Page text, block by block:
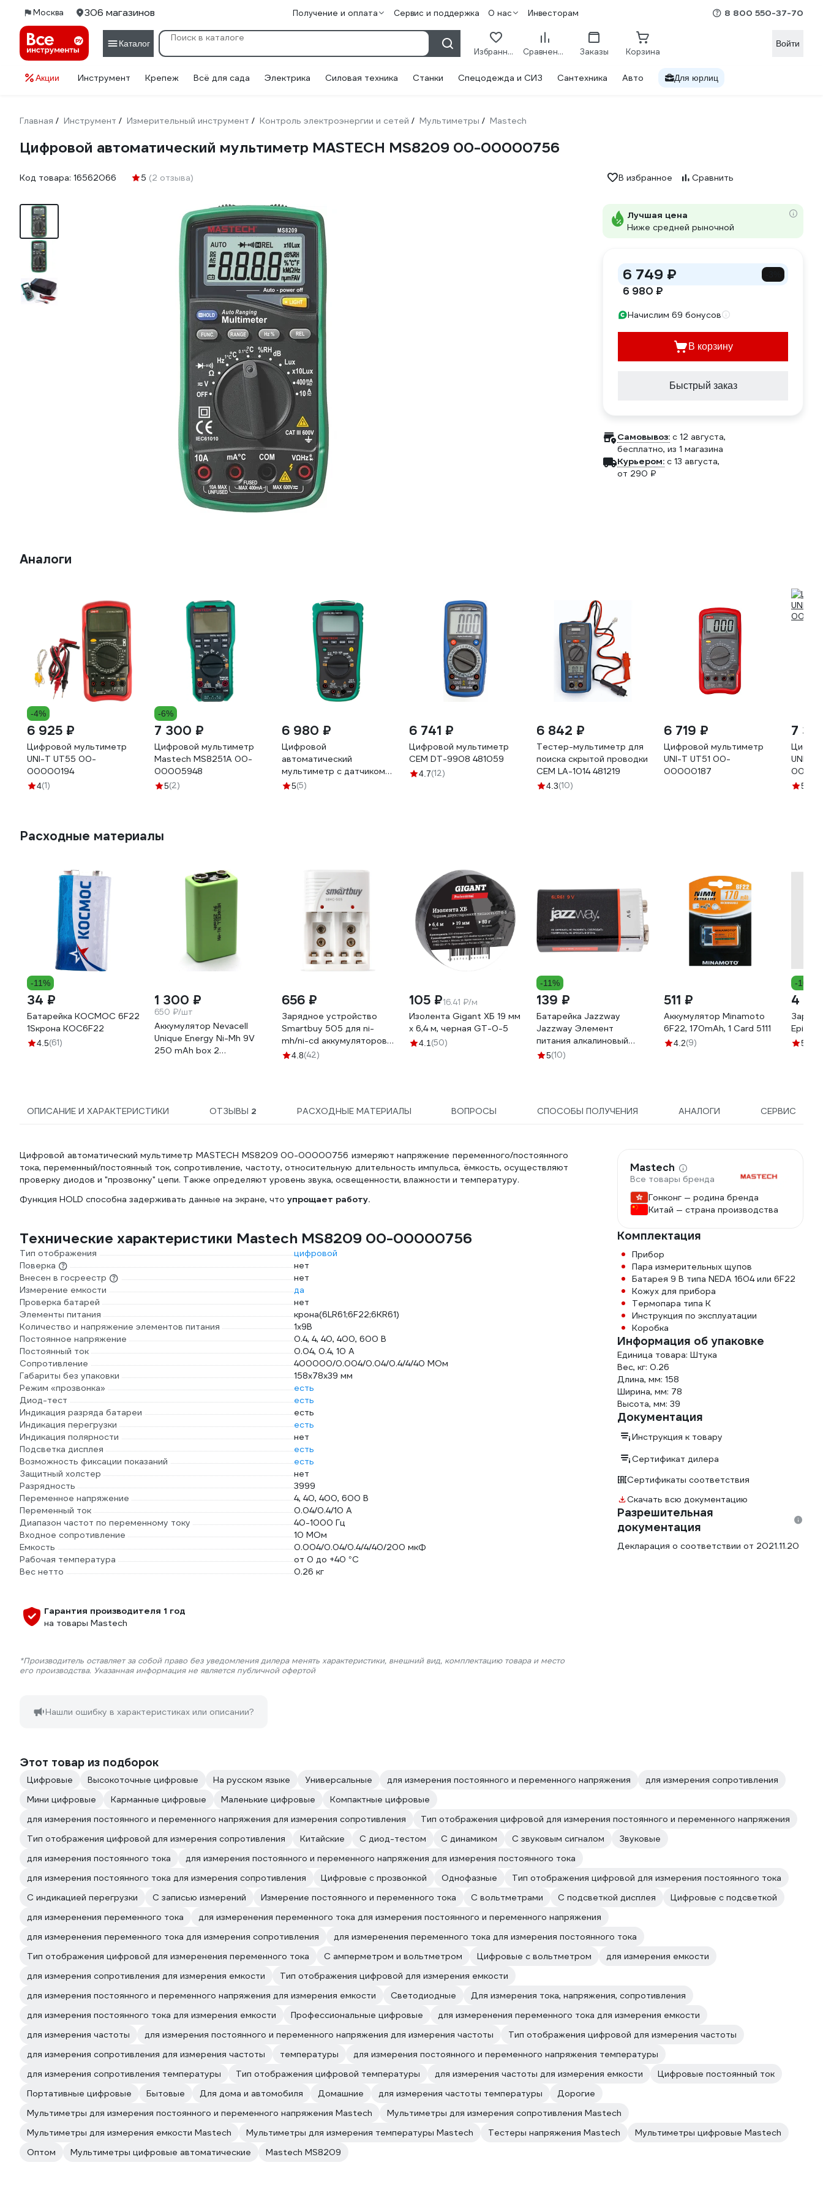
Москва 306 магазинов Получение и оплата Сервис и поддержка О нас Инвесторам 8 800 550-37-70
Каталог
Избранное Сравнение Заказы Корзина
Войти
Акции Инструмент Крепеж Всё для сада Электрика Силовая техника Станки Спецодежда и СИЗ Сантехника Авто Для юрлиц
Главная / Инструмент / Измерительный инструмент / Контроль электроэнергии и сетей / Мультиметры / Mastech
Цифровой автоматический мультиметр MASTECH MS8209 00-00000756
Код товара: 16562066 5 (2 отзыва) В избранное Сравнить
Лучшая цена
Ниже средней рыночной
6 749 ₽
6 980 ₽
Начислим 69 бонусов
В корзину
Быстрый заказ
Самовывоз: c 12 августа,
бесплатно, из 1 магазина
Курьером: c 13 августа,
от 290 ₽
Аналоги
-4%
6 925 ₽
Цифровой мультиметр
UNI-T UT55 00-
00000194
4(1)
-6%
7 300 ₽
Цифровой мультиметр
Mastech MS8251A 00-
00005948
5(2)
6 980 ₽
Цифровой
автоматический
мультиметр с датчиком
бесконтактного
5(5)
6 741 ₽
Цифровой мультиметр
СЕМ DT-9908 481059
4.7(12)
6 842 ₽
Тестер-мультиметр для
поиска скрытой проводки
СЕМ LA-1014 481219
4.3(10)
6 719 ₽
Цифровой мультиметр
UNI-T UT51 00-
00000187
7
UNI-T
5
Расходные материалы
-11%
34 ₽
Батарейка КОСМОС 6F22
1Sкрона KOC6F22
4.5(61)
1 300 ₽
650 ₽/шт
Аккумулятор Nevacell
Unique Energy Ni-Mh 9V
250 mAh box 2
656 ₽
Зарядное устройство
Smartbuy 505 для ni-
mh/ni-cd аккумуляторов,
автоматическое SBHC-
4.8(42)
105 ₽16.41 ₽/м
Изолента Gigant ХБ 19 мм
х 6,4 м, черная GT-0-5
4.1 (50)
-11%
139 ₽
Батарейка Jazzway
Jаzzway Элемент
питания алкалиновый
"крона" 6LR61 9В Ultra
5(10)
511 ₽
Аккумулятор Minamoto
6F22, 170mAh, 1 Card 5111
4.2(9)
-10%
4
Epilso
5
ОПИСАНИЕ И ХАРАКТЕРИСТИКИ ОТЗЫВЫ 2 РАСХОДНЫЕ МАТЕРИАЛЫ ВОПРОСЫ СПОСОБЫ ПОЛУЧЕНИЯ АНАЛОГИ СЕРВИС
Цифровой автоматический мультиметр MASTECH MS8209 00-00000756 измеряют напряжение переменного/постоянного
тока, переменный/постоянный ток, сопротивление, частоту, относительную длительность импульса, ёмкость, осуществляют
проверку диодов и "прозвонку" цепи. Также определяют уровень звука, освещенности, влажности и температуру.
Функция HOLD способна задерживать данные на экране, что упрощает работу.
Технические характеристики Mastech MS8209 00-00000756
Тип отображения
цифровой
Поверка
нет
Внесен в госреестр
нет
Измерение емкости
да
Проверка батарей
нет
Элементы питания
крона(6LR61;6F22;6KR61)
Количество и напряжение элементов питания
1х9B
Постоянное напряжение
0.4, 4, 40, 400, 600 В
Постоянный ток
0.04, 0.4, 10 А
Сопротивление
400000/0.004/0.04/0.4/4/40 МОм
Габариты без упаковки
158x78x39 мм
Режим «прозвонка»
есть
Диод-тест
есть
Индикация разряда батареи
есть
Индикация перегрузки
есть
Индикация полярности
нет
Подсветка дисплея
есть
Возможность фиксации показаний
есть
Защитный холстер
нет
Разрядность
3999
Переменное напряжение
4, 40, 400, 600 В
Переменный ток
0.04/0.4/10 А
Диапазон частот по переменному току
40-1000 Гц
Входное сопротивление
10 МОм
Емкость
0.004/0.04/0.4/4/40/200 мкФ
Рабочая температура
от 0 до +40 °С
Вес нетто
0.26 кг
Гарантия производителя 1 год
на товары Mastech
*Производитель оставляет за собой право без уведомления дилера менять характеристики, внешний вид, комплектацию товара и место
его производства. Указанная информация не является публичной офертой
Нашли ошибку в характеристиках или описании?
Mastech
Все товары бренда
Гонконг — родина бренда
Китай — страна производства
Комплектация
Прибор
Пара измерительных щупов
Батарея 9 В типа NEDA 1604 или 6F22
Кожух для прибора
Термопара типа К
Инструкция по эксплуатации
Коробка
Информация об упаковке
Единица товара: Штука
Вес, кг: 0.26
Длина, мм: 158
Ширина, мм: 78
Высота, мм: 39
Документация
Инструкция к товару
Сертификат дилера
Сертификаты соответствия
Скачать всю документацию
Разрешительная
документация
Декларация о соответствии от 2021.11.20
Этот товар из подборок
Цифровые Высокоточные цифровые На русском языке Универсальные для измерения постоянного и переменного напряжения
для измерения сопротивления
Мини цифровые
Карманные цифровые Маленькие цифровые
Компактные цифровые
для измерения постоянного и переменного напряжения для измерения сопротивления
Тип отображения цифровой для измерения постоянного и переменного напряжения
Тип отображения цифровой для измерения сопротивления
Китайские С диод-тестом С динамиком С звуковым сигналом
Звуковые
для измерения постоянного тока
для измерения постоянного и переменного напряжения для измерения постоянного тока
для измерения постоянного тока для измерения сопротивления
Цифровые с прозвонкой Однофазные
Тип отображения цифровой для измерения постоянного тока
C индикацией перегрузки
С записью измерений Измерение постоянного и переменного тока С вольтметрами С подсветкой дисплея
Цифровые с подсветкой
для измеренения переменного тока
для измеренения переменного тока для измерения постоянного и переменного напряжения
для измеренения переменного тока для измерения сопротивления
для измеренения переменного тока для измерения постоянного тока
Тип отображения цифровой для измеренения переменного тока
С амперметром и вольтметром Цифровые с вольтметром
для измерения емкости
для измерения сопротивления для измерения емкости
Тип отображения цифровой для измерения емкости
для измерения постоянного и переменного напряжения для измерения емкости
Светодиодные
Для измерения тока, напряжения, сопротивления
для измерения постоянного тока для измерения емкости
Профессиональные цифровые
для измеренения переменного тока для измерения емкости
для измерения частоты
для измерения постоянного и переменного напряжения для измерения частоты
Тип отображения цифровой для измерения частоты
для измерения сопротивления для измерения частоты
температуры
для измерения постоянного и переменного напряжения температуры
для измерения сопротивления температуры
Тип отображения цифровой температуры для измерения частоты для измерения емкости
Цифровые постоянный ток
Портативные цифровые
Бытовые Для дома и автомобиля Домашние для измерения частоты температуры
Дорогие
Мультиметры для измерения постоянного и переменного напряжения Mastech
Мультиметры для измерения сопротивления Mastech
Мультиметры для измерения емкости Mastech
Мультиметры для измерения температуры Mastech Тестеры напряжения Mastech
Мультиметры цифровые Mastech
Оптом
Мультиметры цифровые автоматические Mastech MS8209